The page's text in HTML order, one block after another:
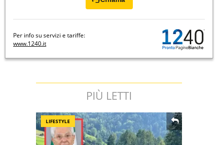
Per info su servizi e tariffe:
www.1240.it
PIÙ LETTI
LIFESTYLE